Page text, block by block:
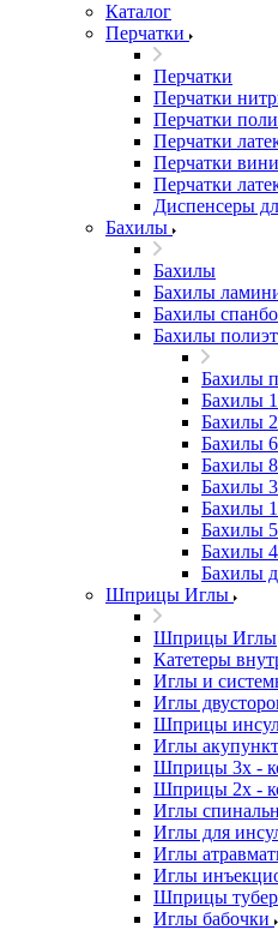
Каталог
Перчатки
Перчатки
Перчатки
Перчатки
Перчатки
Перчатки
Перчатки
Диспенсеры
Бахилы
Бахилы
Бахилы
Бахилы
Бахилы
Бахилы
Бахилы
Бахилы
Бахилы
Бахилы
Бахилы
Бахилы
Бахилы
Бахилы
Бахилы
Шприцы Иглы
Шприцы Иглы
Катетеры
Иглы и
Иглы
Шприцы
Иглы
Шприцы 3х -
Шприцы 2х -
Иглы
Иглы для
Иглы
Иглы
Шприцы
Иглы бабочки